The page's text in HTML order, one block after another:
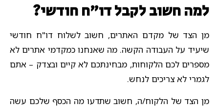
למה חשוב לקבל דו"ח חודשי?
מן הצד של מקדם האתרים, חשוב לשלוח דו"ח חודשי
שיעיד על העבודה הקשה. מה שאנחנו כמקדמי אתרים לא
מספרים לכם הלקוחות, מבחינתכם לא קיים ובצדק – אתם
לגמרי לא צריכים לנחש.
מן הצד של הלקוח/ה, חשוב שתדעו מה הכסף שלכם עשה